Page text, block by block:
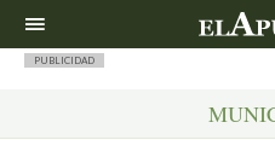
PUBLICIDAD